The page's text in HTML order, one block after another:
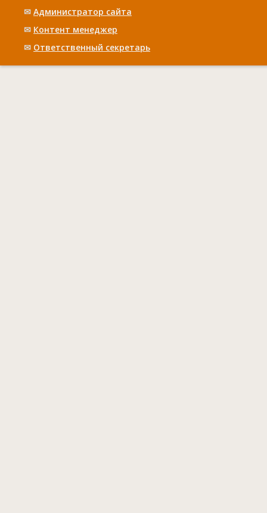
✉ Администратор сайта
✉ Контент менеджер
✉ Ответственный cекретарь